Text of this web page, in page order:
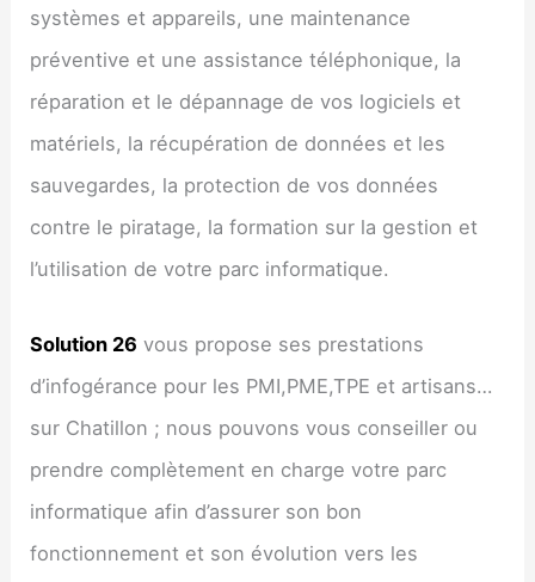
systèmes et appareils, une maintenance
préventive et une assistance téléphonique, la
réparation et le dépannage de vos logiciels et
matériels, la récupération de données et les
sauvegardes, la protection de vos données
contre le piratage, la formation sur la gestion et
l’utilisation de votre parc informatique.
Solution 26 vous propose ses prestations
d’infogérance pour les PMI,PME,TPE et artisans…
sur Chatillon ; nous pouvons vous conseiller ou
prendre complètement en charge votre parc
informatique afin d’assurer son bon
fonctionnement et son évolution vers les